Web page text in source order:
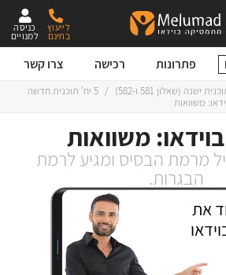
כניסה
למנויים
לייעוץ
בחינם
פתרונות רכישה צרו קשר
משוואות
מרמת הבסיס ומגיע לרמת
הבגרות.
את
(שאלון 581 ו-582
)
/ 5 יח' תוכנית חדשה
משוואות